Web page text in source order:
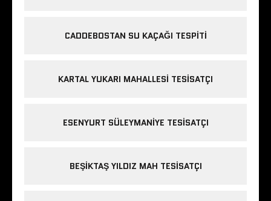
CADDEBOSTAN SU KAÇAĞI TESPITI
KARTAL YUKARI MAHALLESI TESISATÇI
ESENYURT SÜLEYMANIYE TESISATÇI
BEŞIKTAŞ YILDIZ MAH TESISATÇI